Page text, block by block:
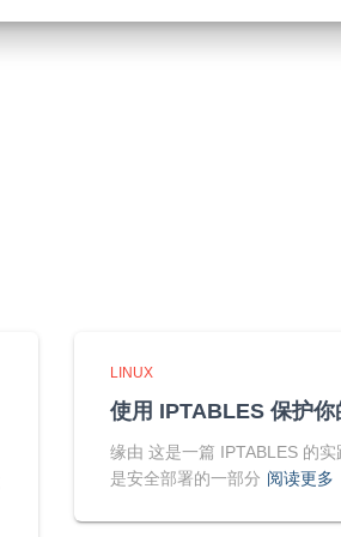
LINUX
使用 IPTABLES 保护你
缘由 这是一篇 IPTABLES 的
是安全部署的一部分 阅读更多